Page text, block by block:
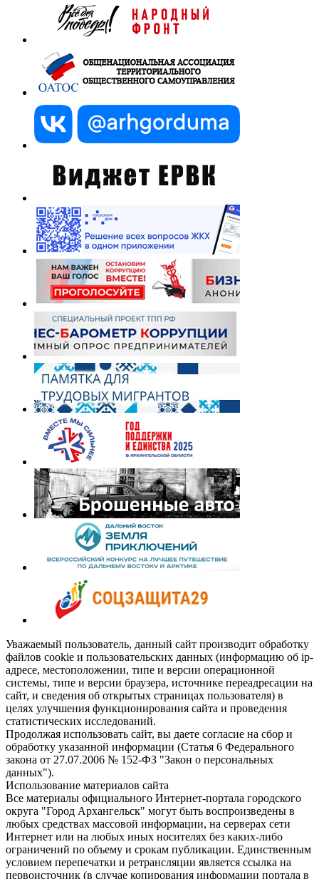
Уважаемый пользователь, данный сайт производит обработку
файлов cookie и пользовательских данных (информацию об ip-
адресе, местоположении, типе и версии операционной
системы, типе и версии браузера, источнике переадресации на
сайт, и сведения об открытых страницах пользователя) в
целях улучшения функционирования сайта и проведения
статистических исследований.
Продолжая использовать сайт, вы даете согласие на сбор и
обработку указанной информации (Статья 6 Федерального
закона от 27.07.2006 № 152-ФЗ "Закон о персональных
данных").
Использование материалов сайта
Все материалы официального Интернет-портала городского
округа "Город Архангельск" могут быть воспроизведены в
любых средствах массовой информации, на серверах сети
Интернет или на любых иных носителях без каких-либо
ограничений по объему и срокам публикации. Единственным
условием перепечатки и ретрансляции является ссылка на
первоисточник (в случае копирования информации портала в